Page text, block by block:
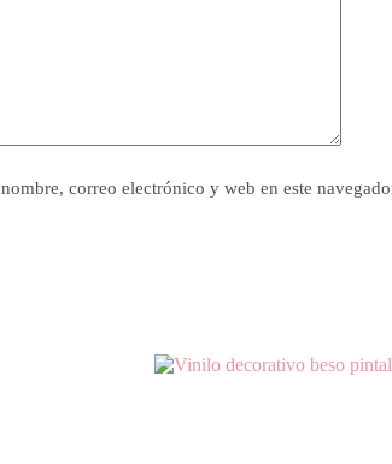
correo electrónico y web en este